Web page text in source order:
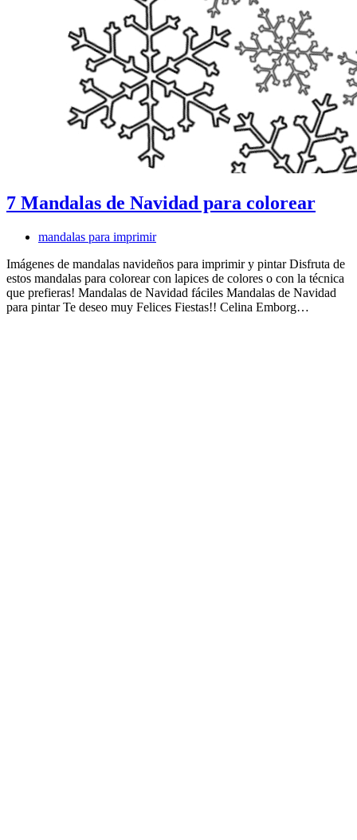
7 Mandalas de Navidad para colorear
mandalas para imprimir
Imágenes de mandalas navideños para imprimir y pintar Disfruta de
estos mandalas para colorear con lapices de colores o con la técnica
que prefieras! Mandalas de Navidad fáciles Mandalas de Navidad
para pintar Te deseo muy Felices Fiestas!! Celina Emborg…